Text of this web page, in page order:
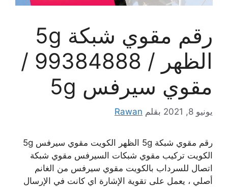
رقم مقوي شبكة 5g
الظهر / 99384888 /
مقوي سيرفس 5g
يونيو 8, 2021 بقلم Rawan
رقم مقوي شبكة 5g الظهر الكويت مقوي سيرفس 5g
الكويت تركيب مقوي شبكات السيرفس مقوي شبكة
اتصال للسرداب بالكويت مقوي سيرفس من الغانم
أصلي ، يعمل على تقوية الإشارة اي كانت في الإرسال